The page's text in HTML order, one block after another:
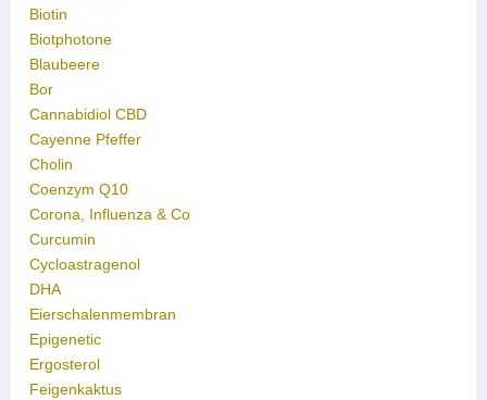
Biotin
Biotphotone
Blaubeere
Bor
Cannabidiol CBD
Cayenne Pfeffer
Cholin
Coenzym Q10
Corona, Influenza & Co
Curcumin
Cycloastragenol
DHA
Eierschalenmembran
Epigenetic
Ergosterol
Feigenkaktus